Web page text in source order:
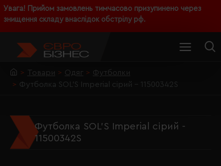
Увага! Прийом замовлень тимчасово призупинено через
знищення складу внаслідок обстрілу рф.
Товари Одяг
Футболки
Футболка SOL'S Imperial сірий - 11500342S
Футболка SOL'S Imperial сірий -
11500342S